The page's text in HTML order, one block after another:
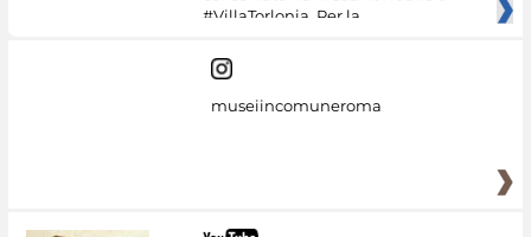
#VillaTorlonia. Per la
museiincomuneroma